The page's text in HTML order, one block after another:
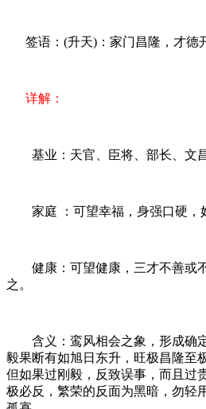
签语：(升天)：家门昌隆，才德
详解：
基业：天官、臣将、部长、文昌
家庭 ：可望幸福，身强口硬，
健康：可望健康，三才不善或
之。
含义：鸾风相会之象，形成确定
毅果断有如旭日东升，旺极昌隆至
但如果过刚毅，反致误事，而且过
极必反，繁荣的反面为黑暗，勿轻